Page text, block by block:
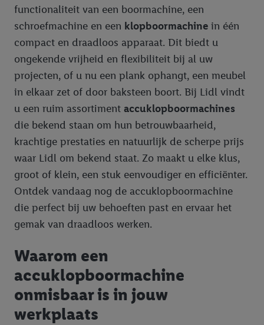
functionaliteit van een boormachine, een
schroefmachine en een klopboormachine in één
compact en draadloos apparaat. Dit biedt u
ongekende vrijheid en flexibiliteit bij al uw
projecten, of u nu een plank ophangt, een meubel
in elkaar zet of door baksteen boort. Bij Lidl vindt
u een ruim assortiment accuklopboormachines
die bekend staan om hun betrouwbaarheid,
krachtige prestaties en natuurlijk de scherpe prijs
waar Lidl om bekend staat. Zo maakt u elke klus,
groot of klein, een stuk eenvoudiger en efficiënter.
Ontdek vandaag nog de accuklopboormachine
die perfect bij uw behoeften past en ervaar het
gemak van draadloos werken.
Waarom een
accuklopboormachine
onmisbaar is in jouw
werkplaats